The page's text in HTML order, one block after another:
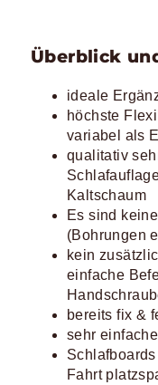
Überblick
ideale
höchste
variabel als
qualitativ
Kaltschaum
Es sind
(Bohrungen
kein
einfache
bereits fix &
sehr
Fahrt